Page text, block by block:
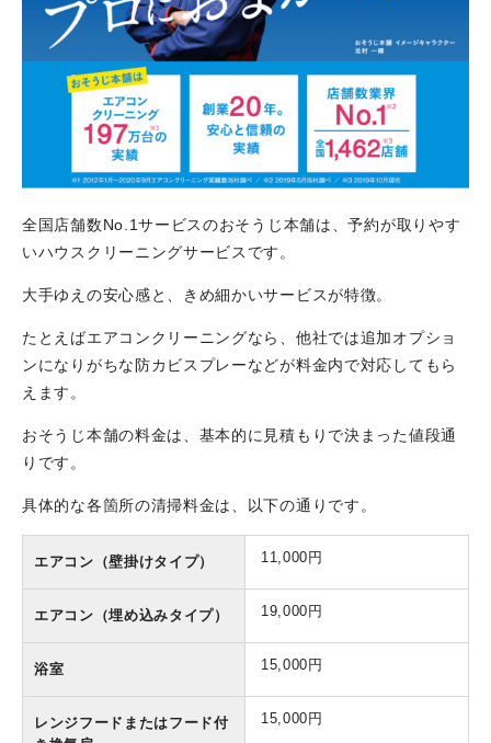
全国店舗数No.1サービスのおそうじ本舗は、予約が取りやす
いハウスクリーニングサービスです。
大手ゆえの安心感と、きめ細かいサービスが特徴。
たとえばエアコンクリーニングなら、他社では追加オプショ
ンになりがちな防カビスプレーなどが料金内で対応してもら
えます。
おそうじ本舗の料金は、基本的に見積もりで決まった値段通
りです。
具体的な各箇所の清掃料金は、以下の通りです。
エアコン（壁掛けタイプ） 11,000円
エアコン（埋め込みタイプ） 19,000円
浴室 15,000円
レンジフードまたはフード付
15,000円